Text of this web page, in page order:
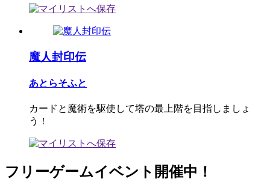
魔人封印伝
あとらそふと
カードと魔術を駆使して塔の最上階を目指しましょ
う！
フリーゲームイベント開催中！